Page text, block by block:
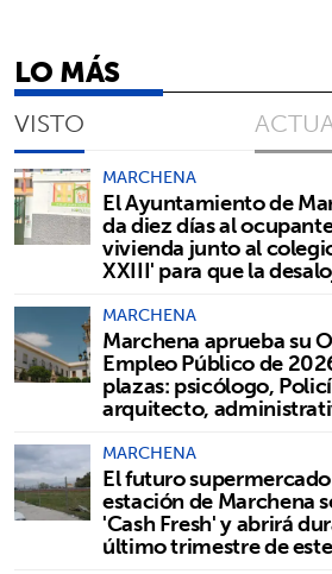
LO MÁS
VISTO
MARCHENA
El Ayuntamiento de
da diez días al
vivienda junto al
XXIII' para que la
MARCHENA
Marchena aprueba su
Empleo Público de
plazas: psicólogo,
arquitecto,
MARCHENA
El futuro
estación de Marchena
'Cash Fresh' y abrirá
último trimestre de